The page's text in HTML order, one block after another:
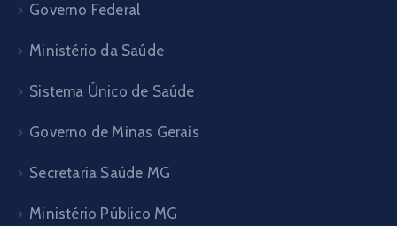
Governo Federal
Ministério da Saúde
Sistema Único de Saúde
Governo de Minas Gerais
Secretaria Saúde MG
Ministério Público MG